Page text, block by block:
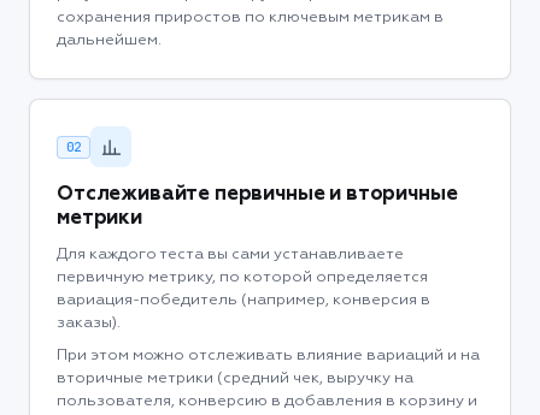
сохранения приростов по ключевым метрикам в
дальнейшем.
02
Отслеживайте первичные и вторичные
метрики
Для каждого теста вы сами устанавливаете
первичную метрику, по которой определяется
вариация-победитель (например, конверсия в
заказы).
При этом можно отслеживать влияние вариаций и на
вторичные метрики (средний чек, выручку на
пользователя, конверсию в добавления в корзину и